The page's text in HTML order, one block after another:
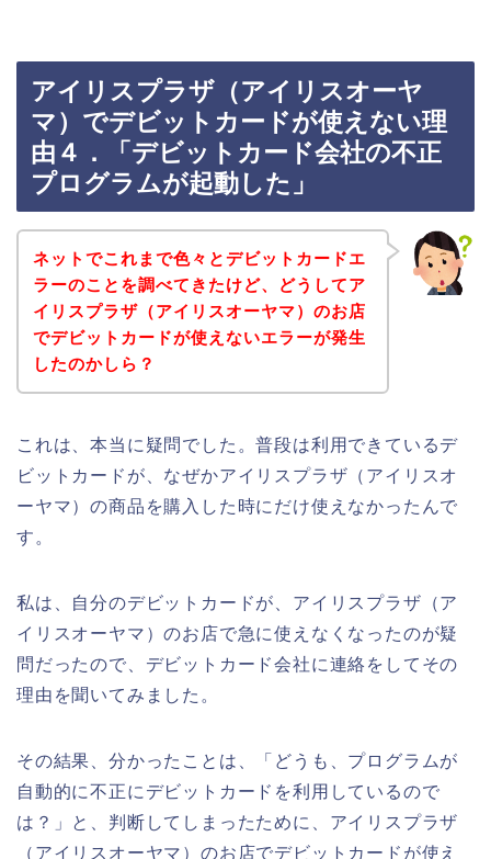
アイリスプラザ（アイリスオーヤ
マ）でデビットカードが使えない理
由４．「デビットカード会社の不正
プログラムが起動した」
ネットでこれまで色々とデビットカードエ
ラーのことを調べてきたけど、どうしてア
イリスプラザ（アイリスオーヤマ）のお店
でデビットカードが使えないエラーが発生
したのかしら？
これは、本当に疑問でした。普段は利用できているデ
ビットカードが、なぜかアイリスプラザ（アイリスオ
ーヤマ）の商品を購入した時にだけ使えなかったんで
す。
私は、自分のデビットカードが、アイリスプラザ（ア
イリスオーヤマ）のお店で急に使えなくなったのが疑
問だったので、デビットカード会社に連絡をしてその
理由を聞いてみました。
その結果、分かったことは、「どうも、プログラムが
自動的に不正にデビットカードを利用しているので
は？」と、判断してしまったために、アイリスプラザ
（アイリスオーヤマ）のお店でデビットカードが使え